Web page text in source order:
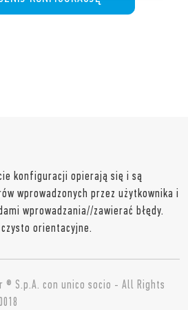
konfiguracji opierają się i są
wprowadzonych przez użytkownika i
wprowadzania//zawierać błędy.
orientacyjne.
® S.p.A. con unico socio - All Rights